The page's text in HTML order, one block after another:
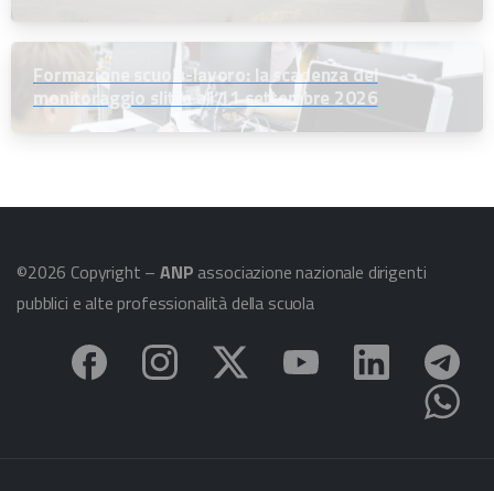
Formazione scuola-lavoro: la scadenza del
monitoraggio slitta all’11 settembre 2026
©2026 Copyright –ANP associazione nazionale dirigenti
pubblici e alte professionalità della scuola